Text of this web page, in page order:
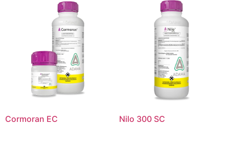
Cormoran EC Nilo 300 SC